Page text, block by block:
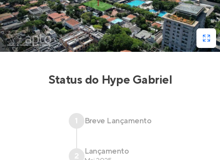
Status do Hype Gabriel
1 Breve Lançamento
2 Lançamento